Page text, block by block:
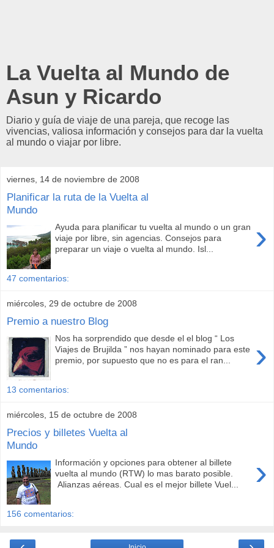
La Vuelta al Mundo de
Asun y Ricardo
Diario y guía de viaje de una pareja, que recoge las
vivencias, valiosa información y consejos para dar la vuelta
al mundo o viajar por libre.
viernes, 14 de noviembre de 2008
Planificar la ruta de la Vuelta al
Mundo
›
Ayuda para planificar tu vuelta al mundo o un gran
viaje por libre, sin agencias. Consejos para
preparar un viaje o vuelta al mundo. Isl...
47 comentarios:
miércoles, 29 de octubre de 2008
Premio a nuestro Blog
›
Nos ha sorprendido que desde el el blog “ Los
Viajes de Brujilda ” nos hayan nominado para este
premio, por supuesto que no es para el ran...
13 comentarios:
miércoles, 15 de octubre de 2008
Precios y billetes Vuelta al
Mundo
›
Información y opciones para obtener al billete
vuelta al mundo (RTW) lo mas barato posible.
Alianzas aéreas. Cual es el mejor billete Vuel...
156 comentarios: